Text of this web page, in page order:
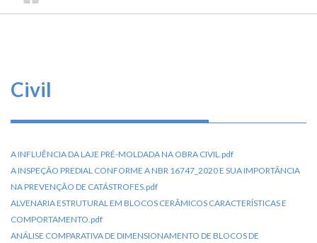
O
Fale
Conosco
Transparência
e
TRILHA
CONSELHO
FEDERAL
Civil
A INFLUÊNCIA DA LAJE PRÉ-MOLDADA NA OBRA CIVIL.pdf
A INSPEÇÃO PREDIAL CONFORME A NBR 16747_2020 E SUA IMPORTÂNCIA
NA PREVENÇÃO DE CATÁSTROFES.pdf
ALVENARIA ESTRUTURAL EM BLOCOS CERÂMICOS CARACTERÍSTICAS E
COMPORTAMENTO.pdf
ANÁLISE COMPARATIVA DE DIMENSIONAMENTO DE BLOCOS DE